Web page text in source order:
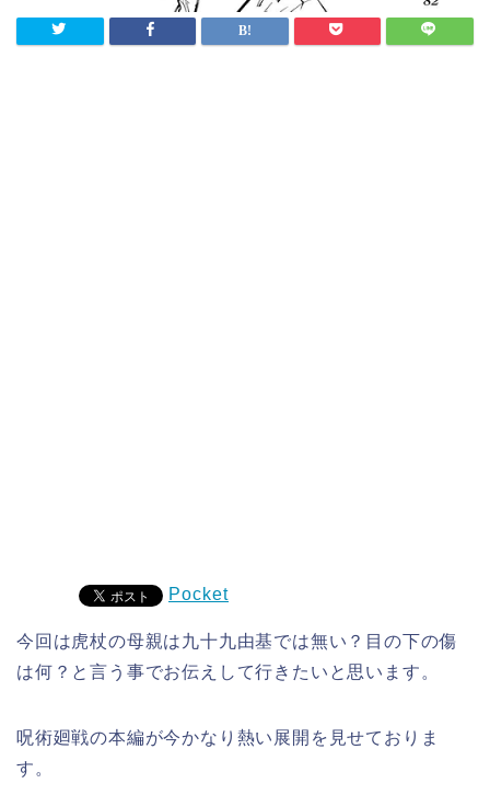
Pocket
今回は虎杖の母親は九十九由基では無い？目の下の傷
は何？と言う事でお伝えして行きたいと思います。
呪術廻戦の本編が今かなり熱い展開を見せておりま
す。